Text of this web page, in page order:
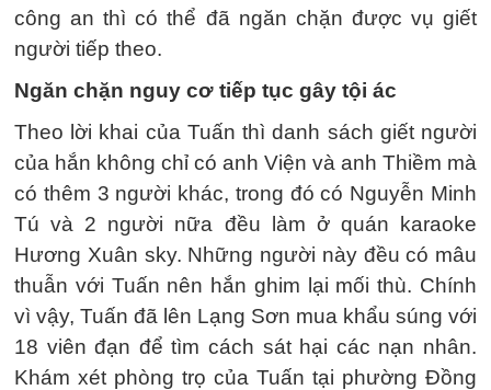
công an thì có thể đã ngăn chặn được vụ giết
người tiếp theo.
Ngăn chặn nguy cơ tiếp tục gây tội ác
Theo lời khai của Tuấn thì danh sách giết người
của hắn không chỉ có anh Viện và anh Thiềm mà
có thêm 3 người khác, trong đó có Nguyễn Minh
Tú và 2 người nữa đều làm ở quán karaoke
Hương Xuân sky. Những người này đều có mâu
thuẫn với Tuấn nên hắn ghim lại mối thù. Chính
vì vậy, Tuấn đã lên Lạng Sơn mua khẩu súng với
18 viên đạn để tìm cách sát hại các nạn nhân.
Khám xét phòng trọ của Tuấn tại phường Đồng